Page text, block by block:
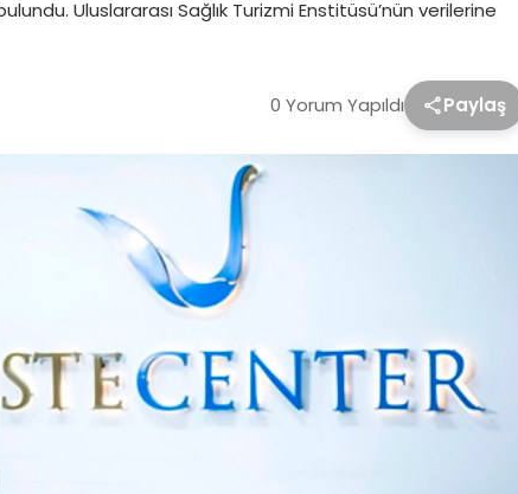
Uluslararası Sağlık Turizmi Enstitüsü’nün verilerine
0 Yorum Yapıldı Paylaş